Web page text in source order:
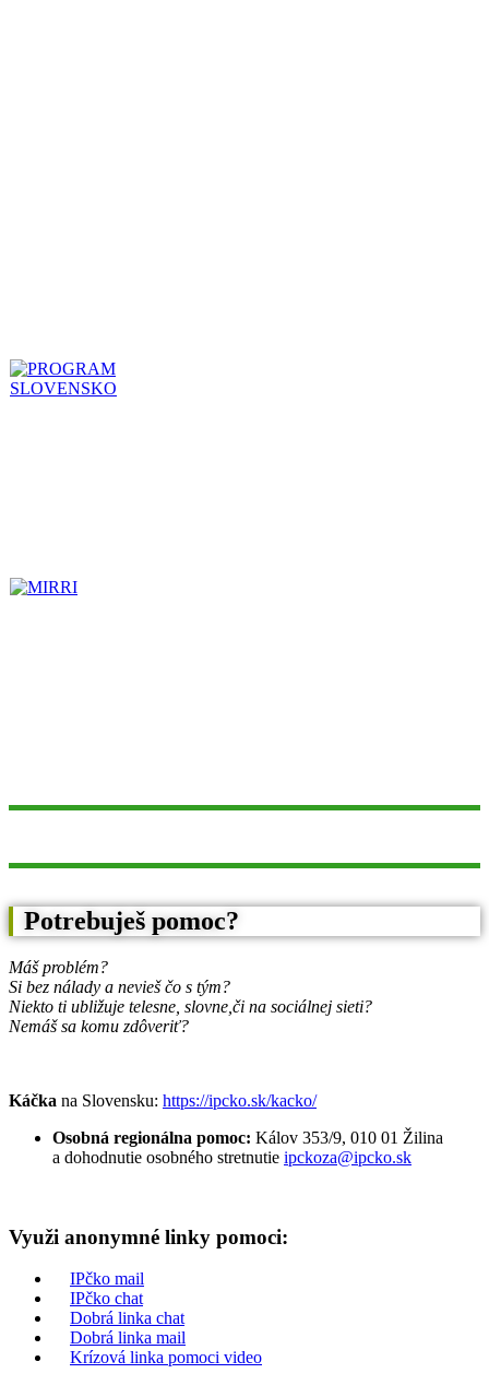
Potrebuješ pomoc?
Máš problém?
Si bez nálady a nevieš čo s tým?
Niekto ti ubližuje telesne, slovne, či na sociálnej sieti?
Nemáš sa komu zdôveriť?
Káčka na Slovensku: https://ipcko.sk/kacko/
Osobná regionálna pomoc: Kálov 353/9, 010 01 Žilina
a dohodnutie osobného stretnutie ipckoza@ipcko.sk
Využi anonymné linky pomoci:
IPčko mail
IPčko chat
Dobrá linka chat
Dobrá linka mail
Krízová linka pomoci video